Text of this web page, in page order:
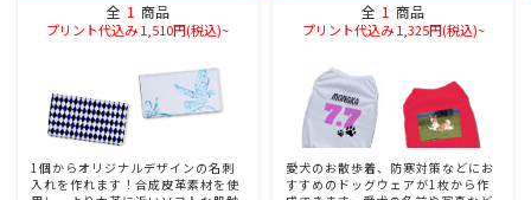
全 1 商品
プリント代込み 1,510円(税込)~
1個からオリジナルデザインの名刺
入れを作れます！合成皮革素材を使
全 1 商品
プリント代込み 1,325円(税込)~
愛犬のお散歩着、防寒対策などにお
すすめのドッグウェアが1枚から作